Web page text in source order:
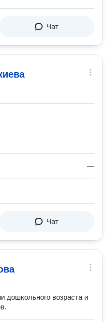
Чат
—
Чат
дошкольного возраста и